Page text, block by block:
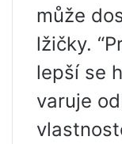
může
lžičky.
lepší se
varuje